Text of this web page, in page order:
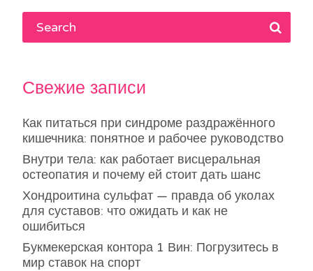
Свежие записи
Как питаться при синдроме раздражённого
кишечника: понятное и рабочее руководство
Внутри тела: как работает висцеральная
остеопатия и почему ей стоит дать шанс
Хондроитина сульфат — правда об уколах
для суставов: что ожидать и как не
ошибиться
Букмекерская контора 1 Вин: Погрузитесь в
мир ставок на спорт